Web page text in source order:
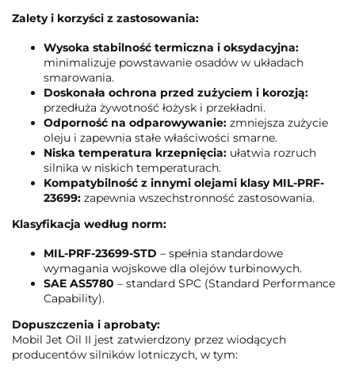
Zalety i korzyści z zastosowania:
Wysoka stabilność termiczna i oksydacyjna:
minimalizuje powstawanie osadów w układach
smarowania.
Doskonała ochrona przed zużyciem i korozją:
przedłuża żywotność łożysk i przekładni.
Odporność na odparowywanie: zmniejsza zużycie
oleju i zapewnia stałe właściwości smarne.
Niska temperatura krzepnięcia: ułatwia rozruch
silnika w niskich temperaturach.
Kompatybilność z innymi olejami klasy MIL-PRF-
23699: zapewnia wszechstronność zastosowania.
Klasyfikacja według norm:
MIL-PRF-23699-STD – spełnia standardowe
wymagania wojskowe dla olejów turbinowych.
SAE AS5780 – standard SPC (Standard Performance
Capability).
Dopuszczenia i aprobaty:
Mobil Jet Oil II jest zatwierdzony przez wiodących
producentów silników lotniczych, w tym: